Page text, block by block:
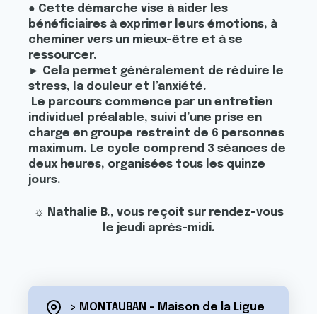
● Cette démarche vise à aider les
bénéficiaires à exprimer leurs émotions, à
cheminer vers un mieux-être et à se
ressourcer.
► Cela permet généralement de réduire le
stress, la douleur et l’anxiété.
Le parcours commence par un entretien
individuel préalable, suivi d’une prise en
charge en groupe restreint de 6 personnes
maximum. Le cycle comprend 3 séances de
deux heures, organisées tous les quinze
jours.
☼ Nathalie B., vous reçoit sur rendez-vous
le jeudi après-midi.
> MONTAUBAN - Maison de la Ligue